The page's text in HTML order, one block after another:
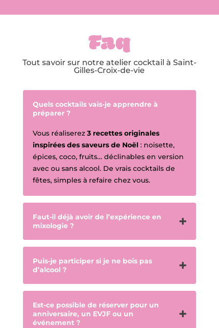
Faq
Tout savoir sur notre atelier cocktail à Saint-
Gilles-Croix-de-vie
Quels cocktails vais-je apprendre à
préparer ?
Vous réaliserez 3 recettes originales
inspirées des saveurs de Noël: noisette,
épices, coco, fruits… déclinables en version
avec ou sans alcool. De vrais cocktails de
fêtes, simples à refaire chez vous.
Faut-il déjà avoir de l’expérience en
mixologie ?
Puis-je participer si je ne bois pas
d’alcool ?
Est-ce possible de réserver pour un
anniversaire, un EVJF ou un
événement ?